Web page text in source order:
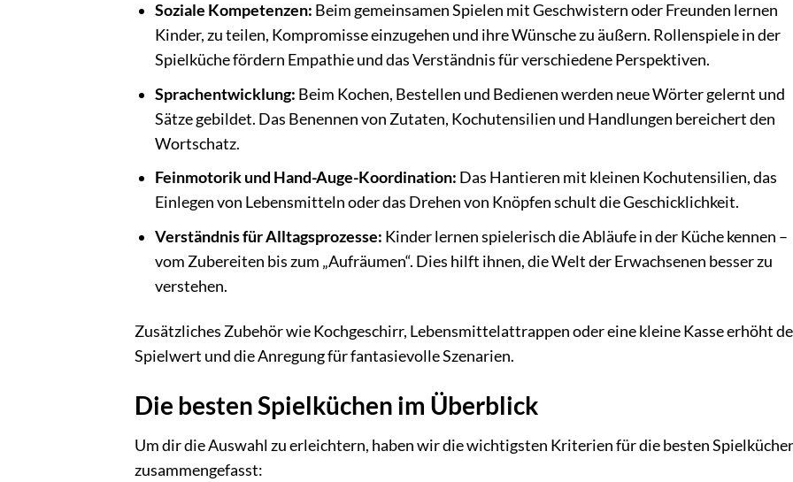
Soziale Kompetenzen: Beim gemeinsamen Spielen mit Geschwistern oder Freunden lernen
Kinder, zu teilen, Kompromisse einzugehen und ihre Wünsche zu äußern. Rollenspiele in der
Spielküche fördern Empathie und das Verständnis für verschiedene Perspektiven.
Sprachentwicklung: Beim Kochen, Bestellen und Bedienen werden neue Wörter gelernt und
Sätze gebildet. Das Benennen von Zutaten, Kochutensilien und Handlungen bereichert den
Wortschatz.
Feinmotorik und Hand-Auge-Koordination: Das Hantieren mit kleinen Kochutensilien, das
Einlegen von Lebensmitteln oder das Drehen von Knöpfen schult die Geschicklichkeit.
Verständnis für Alltagsprozesse: Kinder lernen spielerisch die Abläufe in der Küche kennen –
vom Zubereiten bis zum „Aufräumen“. Dies hilft ihnen, die Welt der Erwachsenen besser zu
verstehen.
Zusätzliches Zubehör wie Kochgeschirr, Lebensmittelattrappen oder eine kleine Kasse erhöht
Spielwert und die Anregung für fantasievolle Szenarien.
Die besten Spielküchen im Überblick
Um dir die Auswahl zu erleichtern, haben wir die wichtigsten Kriterien für die besten
zusammengefasst: